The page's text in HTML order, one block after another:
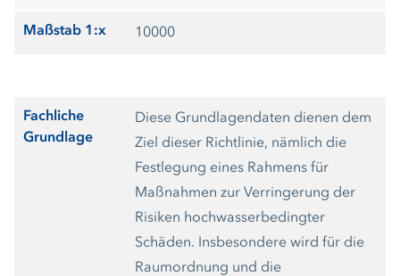
Maßstab 1:x 10000
Fachliche
Grundlage
Diese Grundlagendaten dienen dem
Ziel dieser Richtlinie, nämlich die
Festlegung eines Rahmens für
Maßnahmen zur Verringerung der
Risiken hochwasserbedingter
Schäden. Insbesondere wird für die
Raumordnung und die